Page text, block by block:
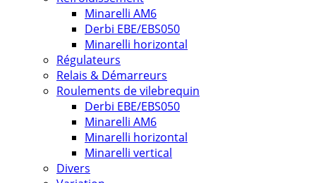
Minarelli AM6
Derbi EBE/EBS050
Minarelli horizontal
Régulateurs
Relais & Démarreurs
Roulements de vilebrequin
Derbi EBE/EBS050
Minarelli AM6
Minarelli horizontal
Minarelli vertical
Divers